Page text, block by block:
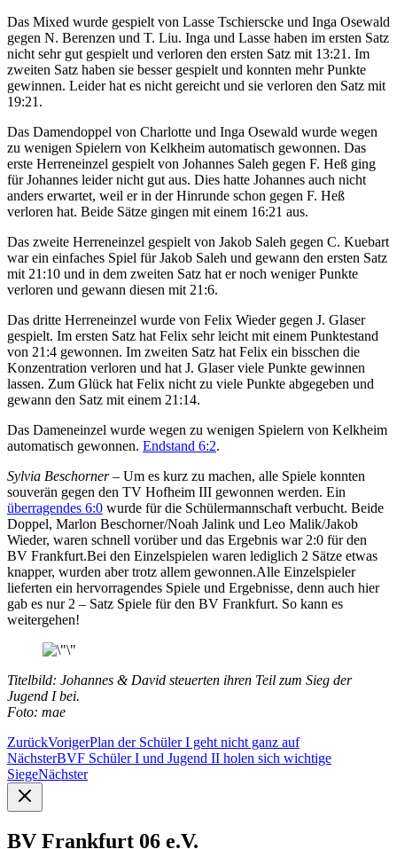
Das Mixed wurde gespielt von Lasse Tschierscke und Inga Osewald
gegen N. Berenzen und T. Liu. Inga und Lasse haben im ersten Satz
nicht sehr gut gespielt und verloren den ersten Satz mit 13:21. Im
zweiten Satz haben sie besser gespielt und konnten mehr Punkte
gewinnen. Leider hat es nicht gereicht und sie verloren den Satz mit
19:21.
Das Damendoppel von Charlotte und Inga Osewald wurde wegen
zu wenigen Spielern von Kelkheim automatisch gewonnen. Das
erste Herreneinzel gespielt von Johannes Saleh gegen F. Heß ging
für Johannes leider nicht gut aus. Dies hatte Johannes auch nicht
anders erwartet, weil er in der Hinrunde schon gegen F. Heß
verloren hat. Beide Sätze gingen mit einem 16:21 aus.
Das zweite Herreneinzel gespielt von Jakob Saleh gegen C. Kuebart
war ein einfaches Spiel für Jakob Saleh und gewann den ersten Satz
mit 21:10 und in dem zweiten Satz hat er noch weniger Punkte
verloren und gewann diesen mit 21:6.
Das dritte Herreneinzel wurde von Felix Wieder gegen J. Glaser
gespielt. Im ersten Satz hat Felix sehr leicht mit einem Punktestand
von 21:4 gewonnen. Im zweiten Satz hat Felix ein bisschen die
Konzentration verloren und hat J. Glaser viele Punkte gewinnen
lassen. Zum Glück hat Felix nicht zu viele Punkte abgegeben und
gewann den Satz mit einem 21:14.
Das Dameneinzel wurde wegen zu wenigen Spielern von Kelkheim
automatisch gewonnen. Endstand 6:2.
Sylvia Beschorner – Um es kurz zu machen, alle Spiele konnten
souverän gegen den TV Hofheim III gewonnen werden. Ein
überragendes 6:0 wurde für die Schülermannschaft verbucht. Beide
Doppel, Marlon Beschorner/Noah Jalink und Leo Malik/Jakob
Wieder, waren schnell vorüber und das Ergebnis war 2:0 für den
BV Frankfurt.Bei den Einzelspielen waren lediglich 2 Sätze etwas
knapper, wurden aber trotz allem gewonnen.Alle Einzelspieler
lieferten ein hervorragendes Spiele und Ergebnisse, denn auch hier
gab es nur 2 – Satz Spiele für den BV Frankfurt. So kann es
weitergehen!
Titelbild: Johannes & David steuerten ihren Teil zum Sieg der
Jugend I bei.
Foto: mae
ZurückVorigerPlan der Schüler I geht nicht ganz auf
NächsterBVF Schüler I und Jugend II holen sich wichtige
SiegeNächster
BV Frankfurt 06 e.V.